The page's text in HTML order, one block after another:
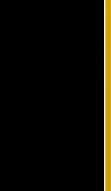
'Fronteras
en las
de la historia de
Vasco hace tres
vasca Itziar Goitia y
y
narrativa al relato.
con
interés de la
la integración
sigue a la familia
a Bilbao en 1996